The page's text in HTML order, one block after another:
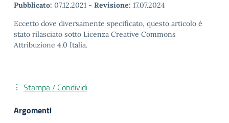
Pubblicato: 07.12.2021 - Revisione: 17.07.2024
Eccetto dove diversamente specificato, questo articolo è
stato rilasciato sotto Licenza Creative Commons
Attribuzione 4.0 Italia.
Stampa / Condividi
Argomenti